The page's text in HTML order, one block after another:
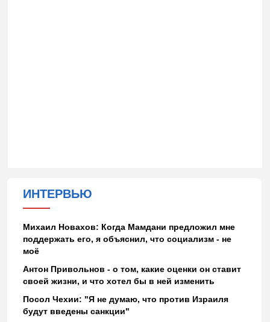
ИНТЕРВЬЮ
Михаил Новахов: Когда Мамдани предложил мне
поддержать его, я объяснил, что социализм - не
моё
Антон Привольнов - о том, какие оценки он ставит
своей жизни, и что хотел бы в ней изменить
Посол Чехии: "Я не думаю, что против Израиля
будут введены санкции"